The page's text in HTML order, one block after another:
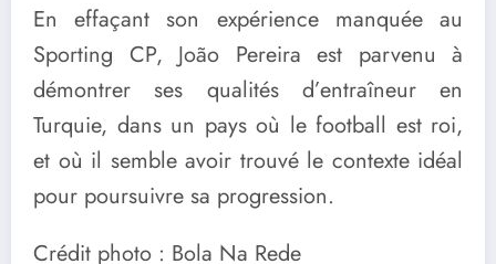
En effaçant son expérience manquée au
Sporting CP, João Pereira est parvenu à
démontrer ses qualités d’entraîneur en
Turquie, dans un pays où le football est roi,
et où il semble avoir trouvé le contexte idéal
pour poursuivre sa progression.
Crédit photo : Bola Na Rede